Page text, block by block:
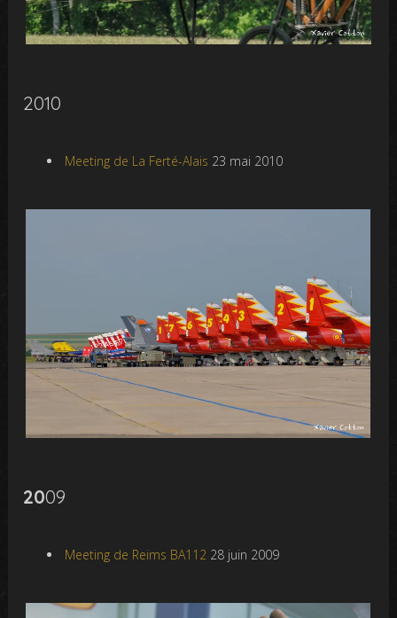
2010
Meeting de La Ferté-Alais 23 mai 2010
2009
Meeting de Reims BA112 28 juin 2009